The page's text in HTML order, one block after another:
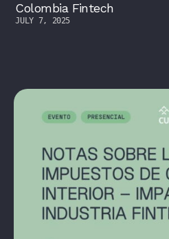
Colombia Fintech
JULY 7, 2025